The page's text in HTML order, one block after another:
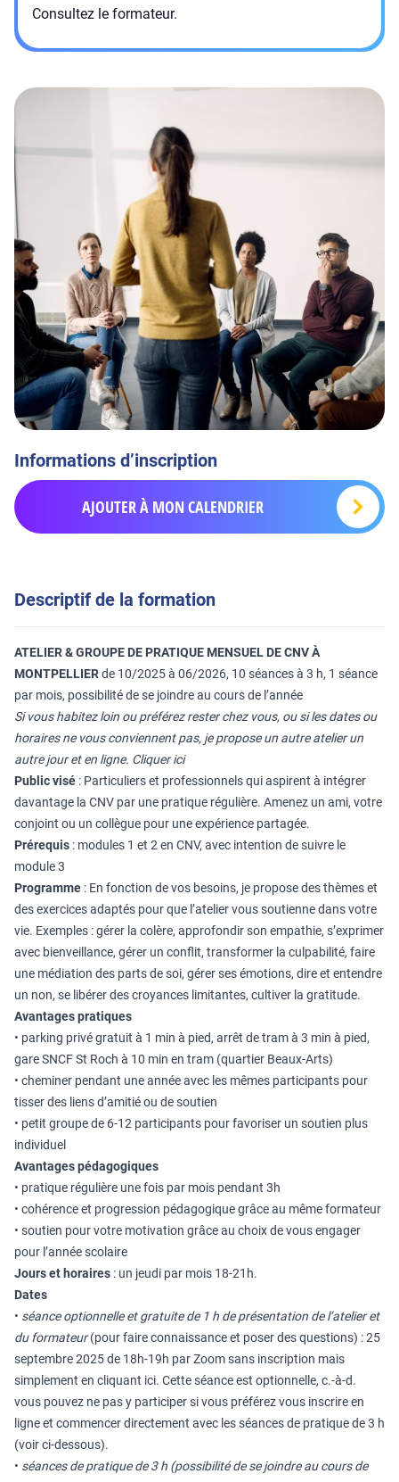
Consultez le formateur.
Informations d’inscription
AJOUTER À MON CALENDRIER
Descriptif de la formation
ATELIER & GROUPE DE PRATIQUE MENSUEL DE CNV À
MONTPELLIERde 10/2025 à 06/2026, 10 séances à 3 h, 1 séance
par mois, possibilité de se joindre au cours de l’année
Si vous habitez loin ou préférez rester chez vous, ou si les dates ou
horaires ne vous conviennent pas, je propose un autre atelier un
autre jour et en ligne. Cliquerici
Public visé : Particuliers et professionnels qui aspirent à intégrer
davantage la CNV par une pratique régulière. Amenez un ami, votre
conjoint ou un collègue pour une expérience partagée.
Prérequis : modules 1 et 2 en CNV, avec intention de suivre le
module 3
Programme : En fonction de vos besoins, je propose des thèmes et
des exercices adaptés pour que l’atelier vous soutienne dans votre
vie. Exemples : gérer la colère, approfondir son empathie, s’exprimer
avec bienveillance, gérer un conflit, transformer la culpabilité, faire
une médiation des parts de soi, gérer ses émotions, dire et entendre
un non, se libérer des croyances limitantes, cultiver la gratitude.​
Avantages pratiques
• parking privé gratuit à 1 min à pied, arrêt de tram à 3 min à pied,
gare SNCF St Roch à 10 min en tram (quartier Beaux-Arts)
• cheminer pendant une année avec les mêmes participants pour
tisser des liens d’amitié ou de soutien
• petit groupe de 6-12 participants pour favoriser un soutien plus
individuel
Avantages pédagogiques
• pratique régulière une fois par mois pendant 3h
• cohérence et progression pédagogique grâce au même formateur
• soutien pour votre motivation grâce au choix de vous engager
pour l’année scolaire
Jours et horaires : un jeudi par mois 18-21h.
Dates
• séance optionnelle et gratuite de 1 h de présentation de l’atelier et
du formateur(pour faire connaissance et poser des questions) : 25
septembre 2025 de 18h-19h par Zoom sans inscription mais
simplement en cliquant ici. Cette séance est optionnelle, c.-à-d.
vous pouvez ne pas y participer si vous préférez vous inscrire en
ligne et commencer directement avec les séances de pratique de 3 h
(voir ci-dessous).
• séances de pratique de 3 h (possibilité de se joindre au cours de